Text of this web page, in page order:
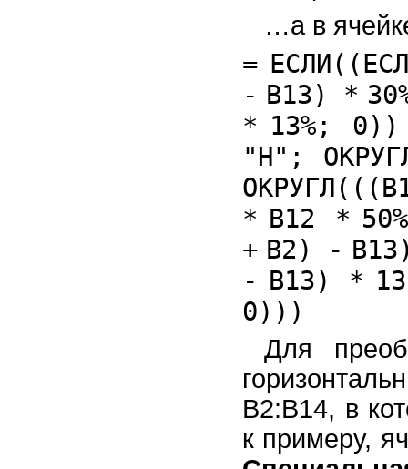
…а в
=
- B13) * 30
* 13% ; 0
"Н" ;
* B12 * 50%
+ B2) -
- B13) * 13
0)))
Для
В2:В14, в
к примеру,